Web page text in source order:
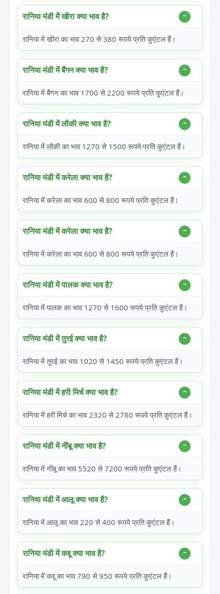
रानिया मंडी में खीरा क्या भाव है?
रानिया में खीरा का भाव 270 से 380 रूपये प्रति कुएंटल हैं।
रानिया मंडी में बैंगन क्या भाव है?
रानिया में बैंगन का भाव 1700 से 2200 रूपये प्रति कुएंटल हैं।
रानिया मंडी में लौकी क्या भाव है?
रानिया में लौकी का भाव 1270 से 1500 रूपये प्रति कुएंटल हैं।
रानिया मंडी में करेला क्या भाव है?
रानिया में करेला का भाव 600 से 800 रूपये प्रति कुएंटल हैं।
रानिया मंडी में करेला क्या भाव है?
रानिया में करेला का भाव 600 से 800 रूपये प्रति कुएंटल हैं।
रानिया मंडी में पालक क्या भाव है?
रानिया में पालक का भाव 1270 से 1600 रूपये प्रति कुएंटल हैं।
रानिया मंडी में तुरई क्या भाव है?
रानिया में तुरई का भाव 1020 से 1450 रूपये प्रति कुएंटल हैं।
रानिया मंडी में हरी मिर्च क्या भाव है?
रानिया में हरी मिर्च का भाव 2320 से 2780 रूपये प्रति कुएंटल हैं।
रानिया मंडी में नींबू क्या भाव है?
रानिया में नींबू का भाव 5520 से 7200 रूपये प्रति कुएंटल हैं।
रानिया मंडी में आलू क्या भाव है?
रानिया में आलू का भाव 220 से 400 रूपये प्रति कुएंटल हैं।
रानिया मंडी में कद्दू क्या भाव है?
रानिया में कद्दू का भाव 790 से 950 रूपये प्रति कुएंटल हैं।